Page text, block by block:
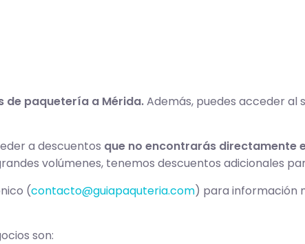
paquetería a Mérida.Además, puedes acceder al
a descuentos que no encontrarás directamente
volúmenes, tenemos descuentos adicionales
(contacto@guiapaquteria.com) para información
son: